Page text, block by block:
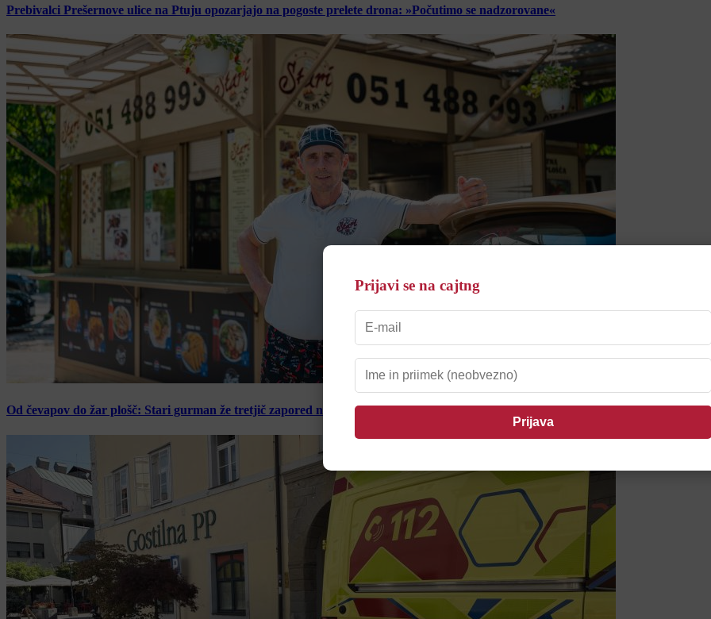
Prebivalci Prešernove ulice na Ptuju opozarjajo na pogoste prelete drona: »Počutimo se nadzorovane«
Od čevapov do žar plošč: Stari gurman že tretjič zapored navdušil Ptujčane
Prijavi se na cajtng